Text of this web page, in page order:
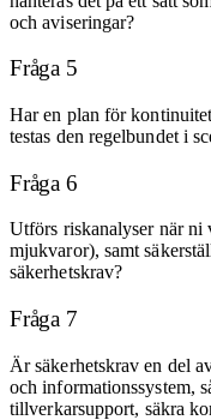
och aviseringar?
Fråga 5
Har en plan för
testas den regelbundet i
Fråga 6
Utförs riskanalyser när ni
mjukvaror), samt
säkerhetskrav?
Fråga 7
Är säkerhetskrav en del
och informationssystem,
tillverkarsupport, säkra